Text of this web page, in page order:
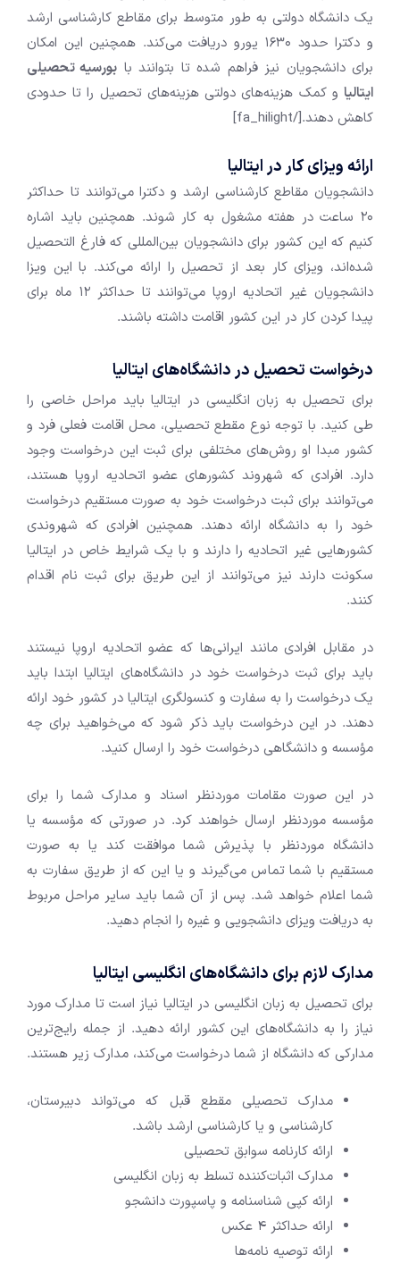
یک دانشگاه دولتی به طور متوسط برای مقاطع کارشناسی ارشد
و دکترا حدود ۱۶۳۰ یورو دریافت می‌کند. همچنین این امکان
برای دانشجویان نیز فراهم شده تا بتوانند با بورسیه‌ تحصیلی
ایتالیا و کمک هزینه‌های دولتی هزینه‌های تحصیل را تا حدودی
کاهش دهند.[/fa_hilight]
ارائه ویزای کار در ایتالیا
دانشجویان مقاطع کارشناسی ارشد و دکترا می‌توانند تا حداکثر
۲۰ ساعت در هفته مشغول به کار شوند. همچنین باید اشاره
کنیم که این کشور برای دانشجویان بین‌المللی که فارغ التحصیل
شده‌اند، ویزای کار بعد از تحصیل را ارائه می‌کند. با این ویزا
دانشجویان غیر اتحادیه اروپا می‌توانند تا حداکثر ۱۲ ماه برای
پیدا کردن کار در این کشور اقامت داشته باشند.
درخواست تحصیل در دانشگاه‌های ایتالیا
برای تحصیل به زبان انگلیسی در ایتالیا باید مراحل خاصی را
طی کنید. با توجه نوع مقطع تحصیلی، محل اقامت فعلی فرد و
کشور مبدا او روش‌های مختلفی برای ثبت این درخواست وجود
دارد. افرادی که شهروند کشور‌های عضو اتحادیه اروپا هستند،
می‌توانند برای ثبت درخواست خود به صورت مستقیم درخواست
خود را به دانشگاه ارائه دهند. همچنین افرادی که شهروندی
کشور‌هایی غیر اتحادیه را دارند و با یک شرایط خاص در ایتالیا
سکونت دارند نیز می‌توانند از این طریق برای ثبت نام اقدام
کنند.
در مقابل افرادی مانند ایرانی‌ها که عضو اتحادیه اروپا نیستند
باید برای ثبت درخواست خود در دانشگاه‌های ایتالیا ابتدا باید
یک درخواست را به سفارت و کنسولگری ایتالیا در کشور خود ارائه
دهند. در این درخواست باید ذکر شود که می‌خواهید برای چه
مؤسسه و دانشگاهی درخواست خود را ارسال کنید.
در این صورت مقامات موردنظر اسناد و مدارک شما را برای
مؤسسه موردنظر ارسال خواهند کرد. در صورتی که مؤسسه یا
دانشگاه موردنظر با پذیرش شما موافقت کند یا به صورت
مستقیم با شما تماس می‌گیرند و یا این که از طریق سفارت به
شما اعلام خواهد شد. پس از آن شما باید سایر مراحل مربوط
به دریافت ویزای دانشجویی و غیره را انجام دهید.
مدارک لازم برای دانشگاه‌های انگلیسی ایتالیا
برای تحصیل به زبان انگلیسی در ایتالیا نیاز است تا مدارک مورد
نیاز را به دانشگاه‌های این کشور ارائه دهید. از جمله رایج‌ترین
مدارکی که دانشگاه از شما درخواست می‌کند، مدارک زیر هستند.
مدارک تحصیلی مقطع قبل که می‌تواند دبیرستان،
کارشناسی و یا کارشناسی ارشد باشد.
ارائه کارنامه سوابق تحصیلی
مدارک اثبات‌کننده تسلط به زبان انگلیسی
ارائه کپی شناسنامه و پاسپورت دانشجو
ارائه حداکثر ۴ عکس
ارائه توصیه نامه‌ها